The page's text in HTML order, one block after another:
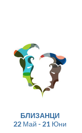
БЛИЗАНЦИ
22 Май - 21 Юни